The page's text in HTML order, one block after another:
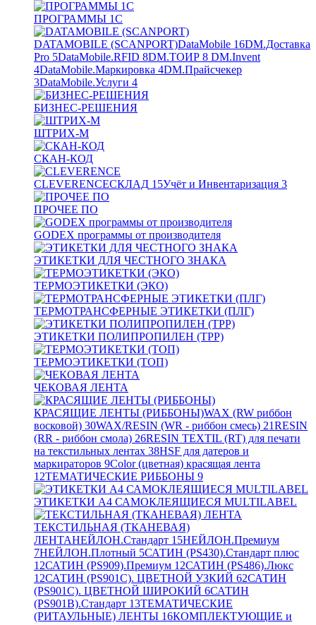
ПРОГРАММЫ 1С
DATAMOBILE (SCANPORT)DataMobile 16DM.Доставка
Pro 5DataMobile.RFID 8DM.ТОИР 8 DM.Invent
4DataMobile.Маркировка 4DM.Прайсчекер
3DataMobile.Услуги 4
БИЗНЕС-РЕШЕНИЯ
ШТРИХ-М
СКАН-КОД
CLEVERENCEСКЛАД 15Учёт и Инвентаризация 3
ПРОЧЕЕ ПО
GODEX программы от производителя
ЭТИКЕТКИ ДЛЯ ЧЕСТНОГО ЗНАКА
ТЕРМОЭТИКЕТКИ (ЭКО)
ТЕРМОТРАНСФЕРНЫЕ ЭТИКЕТКИ (ПЛГ)
ЭТИКЕТКИ ПОЛИПРОПИЛЕН (TPP)
ТЕРМОЭТИКЕТКИ (ТОП)
ЧЕКОВАЯ ЛЕНТА
КРАСЯЩИЕ ЛЕНТЫ (РИББОНЫ)WAX (RW риббон
восковой) 30WAX/RESIN (WR - риббон смесь) 21RESIN
(RR - риббон смола) 26RESIN TEXTIL (RT) для печати
на текстильных лентах 38HSF для датеров и
маркираторов 9Color (цветная) красящая лента
12ТЕМАТИЧЕСКИЕ РИББОНЫ 9
ЭТИКЕТКИ А4 САМОКЛЕЯЩИЕСЯ MULTILABEL
ТЕКСТИЛЬНАЯ (ТКАНЕВАЯ)
ЛЕНТАНЕЙЛОН.Стандарт 15НЕЙЛОН.Премиум
7НЕЙЛОН.Плотный 5САТИН (PS430).Стандарт плюс
12САТИН (PS909).Премиум 12САТИН (PS486).Люкс
12САТИН (PS901C). ЦВЕТНОЙ УЗКИЙ 62САТИН
(PS901C). ЦВЕТНОЙ ШИРОКИЙ 6САТИН
(PS901B).Стандарт 13ТЕМАТИЧЕСКИЕ
(РИТАУЛЬНЫЕ) ЛЕНТЫ 16КОМПЛЕКТУЮЩИЕ и